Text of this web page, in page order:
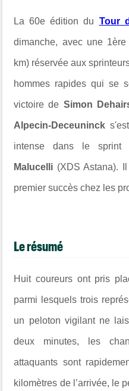
La 60e édition du Tour
dimanche, avec une
km) réservée aux
hommes rapides qui se
victoire de Simon
Alpecin-Deceuninck
intense dans le sprint
Malucelli (XDS Astana).
premier succès chez les
Le résumé
Huit coureurs ont pris
parmi lesquels trois
un peloton vigilant ne
deux minutes, les
attaquants sont
kilomètres de l’arrivée, le